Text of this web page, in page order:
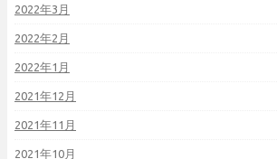
2022年3月
2022年2月
2022年1月
2021年12月
2021年11月
2021年10月